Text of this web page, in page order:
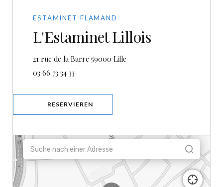
ESTAMINET FLAMAND
L'Estaminet Lillois
21 rue de la Barre 59000 Lille
03 66 73 34 33
RESERVIEREN